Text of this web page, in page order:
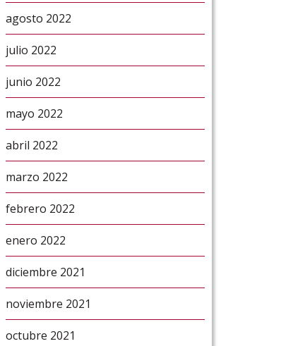
agosto 2022
julio 2022
junio 2022
mayo 2022
abril 2022
marzo 2022
febrero 2022
enero 2022
diciembre 2021
noviembre 2021
octubre 2021